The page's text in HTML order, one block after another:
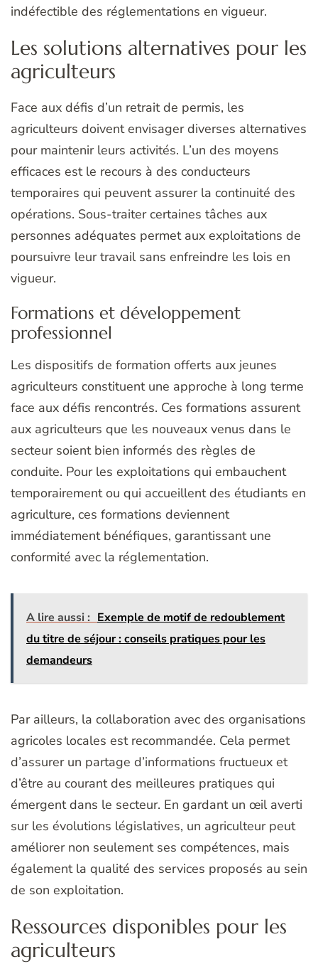
indéfectible des réglementations en vigueur.
Les solutions alternatives pour les
agriculteurs
Face aux défis d’un retrait de permis, les
agriculteurs doivent envisager diverses alternatives
pour maintenir leurs activités. L’un des moyens
efficaces est le recours à des conducteurs
temporaires qui peuvent assurer la continuité des
opérations. Sous-traiter certaines tâches aux
personnes adéquates permet aux exploitations de
poursuivre leur travail sans enfreindre les lois en
vigueur.
Formations et développement
professionnel
Les dispositifs de formation offerts aux jeunes
agriculteurs constituent une approche à long terme
face aux défis rencontrés. Ces formations assurent
aux agriculteurs que les nouveaux venus dans le
secteur soient bien informés des règles de
conduite. Pour les exploitations qui embauchent
temporairement ou qui accueillent des étudiants en
agriculture, ces formations deviennent
immédiatement bénéfiques, garantissant une
conformité avec la réglementation.
A lire aussi : Exemple de motif de redoublement
du titre de séjour : conseils pratiques pour les
demandeurs
Par ailleurs, la collaboration avec des organisations
agricoles locales est recommandée. Cela permet
d’assurer un partage d’informations fructueux et
d’être au courant des meilleures pratiques qui
émergent dans le secteur. En gardant un œil averti
sur les évolutions législatives, un agriculteur peut
améliorer non seulement ses compétences, mais
également la qualité des services proposés au sein
de son exploitation.
Ressources disponibles pour les
agriculteurs